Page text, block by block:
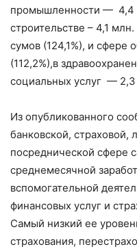
промышленности — 4,4
строительстве – 4,1
сумов (124,1%), и сфере
(112,2%),в
социальных услуг — 2,3
Из опубликованного
банковской, страховой,
посреднической сфере
среднемесячной
вспомогательной
финансовых услуг и
Самый низкий ее
страхования,